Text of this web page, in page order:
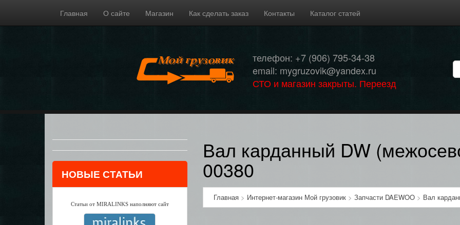
Главная О сайте Магазин Как сделать заказ Контакты Каталог статей
телефон: +7 (906) 795-34-38
email: mygruzovik@yandex.ru
СТО и магазин закрыты. Переезд
Вал карданный DW
00380
Главная> Интернет-магазин Мой грузовик> Запчасти DAEWOO> Вал
НОВЫЕ СТАТЬИ
Статьи от MIRALINKS наполняют сайт